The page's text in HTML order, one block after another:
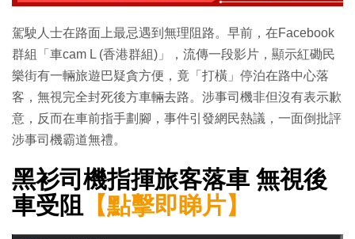
駕駛人士在路面上最忌遇到無理阻路。早前，在Facebook
群組「車cam L (香港群組)」，流傳一段影片，顯示紅磡民
樂街有一輛旅遊巴疑貪方便，竟「打橫」停泊在路中心落
客，無視完全封死後方車輛去路。涉事司機非但沒有表示歉
意，反而在車前指手劃腳，事件引發網民熱議，一面倒批評
涉事司機霸道無禮。
黑衫司機指揮旅客落車 無視後
車受阻
【點擊即睇片】